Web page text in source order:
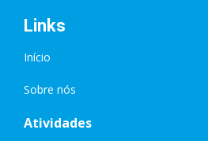
Links
Início
Sobre nós
Atividades